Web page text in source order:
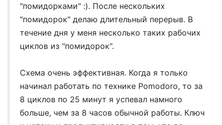
"помидорками" :). После нескольких
"помидорок" делаю длительный перерыв. В
течение дня у меня несколько таких рабочих
циклов из "помидорок".
Схема очень эффективная. Когда я только
начинал работать по технике Pomodoro, то за
8 циклов по 25 минут я успевал намного
больше, чем за 8 часов обычной работы. Ключ